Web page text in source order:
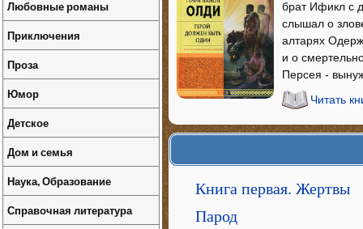
брат Ификл с
слышал о
алтарях
и о
Персея -
Читать
Книга первая. Жертвы
Парод
Любовные романы
Приключения
Проза
Юмор
Детское
Дом и семья
Наука, Образование
Справочная литература